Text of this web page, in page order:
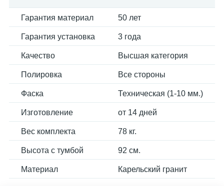
Гарантия материал 50 лет
Гарантия установка 3 года
Качество Высшая категория
Полировка Все стороны
Фаска Техническая (1-10 мм.)
Изготовление от 14 дней
Вес комплекта 78 кг.
Высота с тумбой 92 см.
Материал Карельский гранит